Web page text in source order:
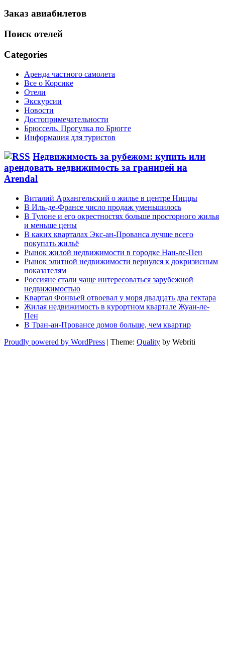
Заказ авиабилетов
Поиск отелей
Categories
Аренда частного самолета
Все о Корсике
Отели
Экскурсии
Новости
Достопримечательности
Брюссель. Прогулка по Брюгге
Информация для туристов
Недвижимость за рубежом: купить или
арендовать недвижимость за границей на
Arendal
Виталий Архангельский о жилье в центре Ниццы
В Иль-де-Франсе число продаж уменьшилось
В Тулоне и его окрестностях больше просторного жилья
и меньше цены
В каких кварталах Экс-ан-Прованса лучше всего
покупать жильё
Рынок жилой недвижимости в городке Нан-ле-Пен
Рынок элитной недвижимости вернулся к докризисным
показателям
Россияне стали чаще интересоваться зарубежной
недвижимостью
Квартал Фонвьей отвоевал у моря двадцать два гектара
Жилая недвижимость в курортном квартале Жуан-ле-
Пен
В Тран-ан-Провансе домов больше, чем квартир
Proudly powered by WordPress | Theme: Quality by Webriti